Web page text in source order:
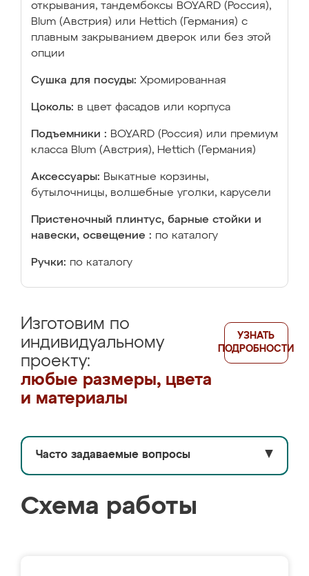
открывания, тандембоксы BOYARD (Россия),
Blum (Австрия) или Hettich (Германия) с
плавным закрыванием дверок или без этой
опции
Сушка для посуды: Хромированная
Цоколь: в цвет фасадов или корпуса
Подъемники : BOYARD (Россия) или премиум
класса Blum (Австрия), Hettich (Германия)
Аксессуары: Выкатные корзины,
бутылочницы, волшебные уголки, карусели
Пристеночный плинтус, барные стойки и
навески, освещение : по каталогу
Ручки: по каталогу
Изготовим по
индивидуальному
проекту:
любые размеры, цвета
и материалы
УЗНАТЬ
ПОДРОБНОСТИ
Часто задаваемые вопросы ▼
Схема работы